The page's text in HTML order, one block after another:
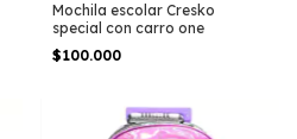
Mochila escolar Cresko
special con carro one
$100.000